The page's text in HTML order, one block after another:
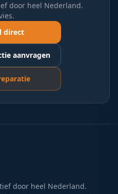
door heel Nederland.
direct
aanvragen
door heel Nederland.